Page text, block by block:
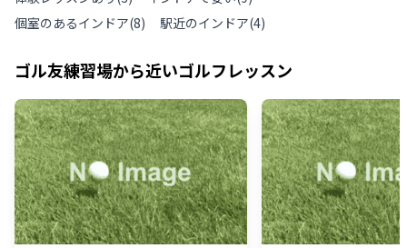
個室のあるインドア(8) 駅近のインドア(4)
ゴル友練習場から近いゴルフレッスン